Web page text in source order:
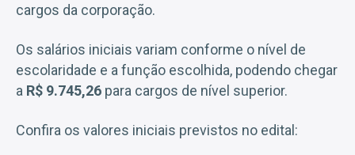
cargos da corporação.
Os salários iniciais variam conforme o nível de
escolaridade e a função escolhida, podendo chegar
a R$ 9.745,26 para cargos de nível superior.
Confira os valores iniciais previstos no edital: